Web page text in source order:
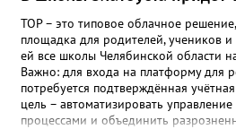
ТОР – это типовое облачное
площадка для родителей, учеников и
ей все школы Челябинской области
Важно: для входа на платформу для
потребуется подтверждённая
цель – автоматизировать
процессами и объединить